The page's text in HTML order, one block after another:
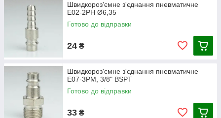
Швидкороз'ємне з'єднання пневматичне
E02-2PH Ø6,35
Готово до відправки
24 ₴
Швидкороз'ємне з'єднання пневматичне
E07-3PM, 3/8" BSPT
Готово до відправки
33 ₴